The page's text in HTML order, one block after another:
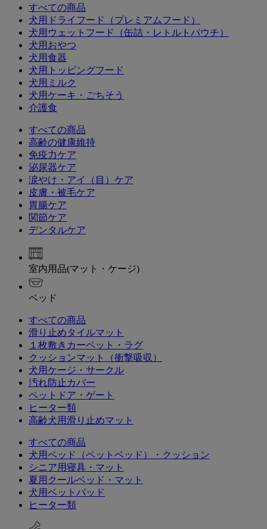
すべての商品
犬用ドライフード（プレミアムフード）
犬用ウェットフード（缶詰・レトルトパウチ）
犬用おやつ
犬用食器
犬用トッピングフード
犬用ミルク
犬用ケーキ・ごちそう
介護食
すべての商品
高齢の健康維持
免疫力ケア
泌尿器ケア
涙やけ・アイ（目）ケア
皮膚・被毛ケア
胃腸ケア
関節ケア
デンタルケア
室内用品(マット・ケージ)
ベッド
すべての商品
滑り止めタイルマット
１枚敷きカーペット・ラグ
クッションマット（衝撃吸収）
犬用ケージ・サークル
汚れ防止カバー
ペットドア・ゲート
ヒーター類
高齢犬用滑り止めマット
すべての商品
犬用ベッド（ペットベッド）・クッション
シニア用寝具・マット
夏用クールベッド・マット
犬用ベットパッド
ヒーター類